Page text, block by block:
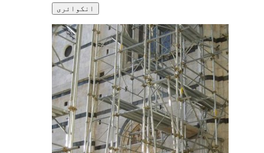
انکوائری